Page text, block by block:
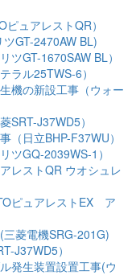
ュアレストQR）
GT-2470AW BL)
ツGT-1670SAW BL）
ラル25TWS-6）
機の新設工事（ウォー
SRT-J37WD5）
（日立BHP-F37WU）
ツGQ-2039WS-1）
レストQR ウオシュレ
ピュアレストEX ア
菱電機SRG-201G)
J37WD5）
発生装置設置工事(ウ